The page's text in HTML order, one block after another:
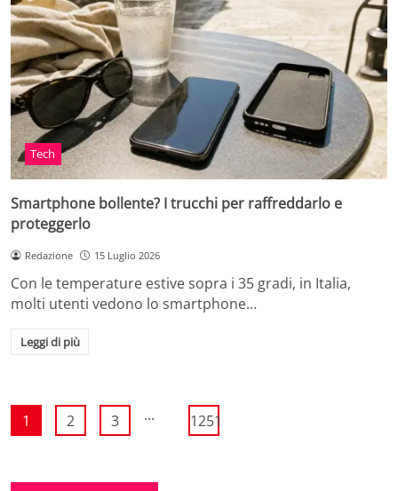
Tech
Smartphone bollente? I trucchi per raffreddarlo e
proteggerlo
Redazione 15 Luglio 2026
Con le temperature estive sopra i 35 gradi, in Italia,
molti utenti vedono lo smartphone…
Leggi di più
1 2 3 ... 1251